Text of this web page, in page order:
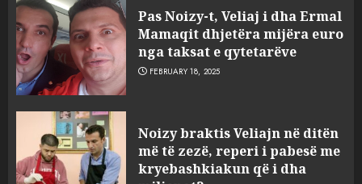
Pas Noizy-t, Veliaj i dha Ermal
Mamaqit dhjetëra mijëra euro
nga taksat e qytetarëve
FEBRUARY 18, 2025
Noizy braktis Veliajn në ditën
më të zezë, reperi i pabesë me
kryebashkiakun që i dha
sulmuan “One Albania”,
ngjarja u fsheh. A u vodhën
serverat?